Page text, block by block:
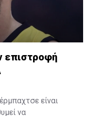
και επίσημα,
διάστημα, όπου
Βαλένθια ή της
νέας σεζόν.
επιστροφή
είναι
να